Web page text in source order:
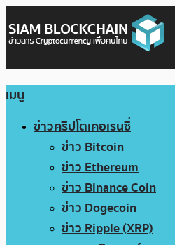
เมนู
ข่าวคริปโตเคอเรนซี่
ข่าว Bitcoin
ข่าว Ethereum
ข่าว Binance Coin
ข่าว Dogecoin
ข่าว Ripple (XRP)